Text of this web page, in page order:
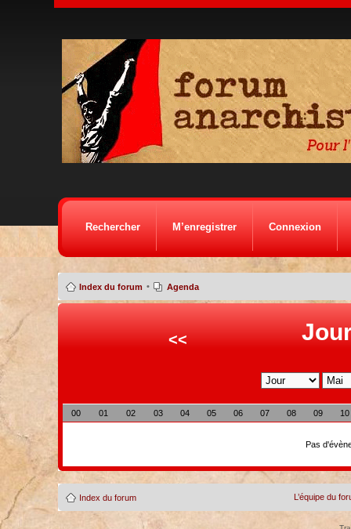
Rechercher M’enregistrer Connexion
Index du forum • Agenda
<<
00 01 02 03 04 05 06 07 08 09 10
Pas
Index du forum L’équipe du